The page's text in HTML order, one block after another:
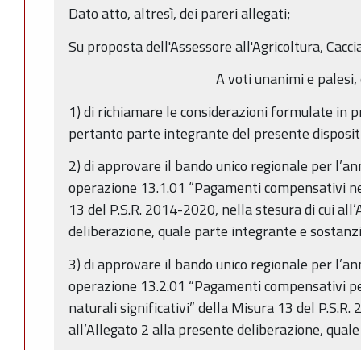
Dato atto, altresì, dei pareri allegati;
Su proposta dell'Assessore all'Agricoltura,
A voti unanimi e
1) di richiamare le considerazioni formulate in
pertanto parte integrante del presente
2) di approvare il bando unico regionale per
operazione 13.1.01 “Pagamenti compensativi
13 del P.S.R. 2014-2020, nella stesura di cui
deliberazione, quale parte integrante e
3) di approvare il bando unico regionale per
operazione 13.2.01 “Pagamenti compensativi
naturali significativi” della Misura 13 del
all’Allegato 2 alla presente deliberazione,